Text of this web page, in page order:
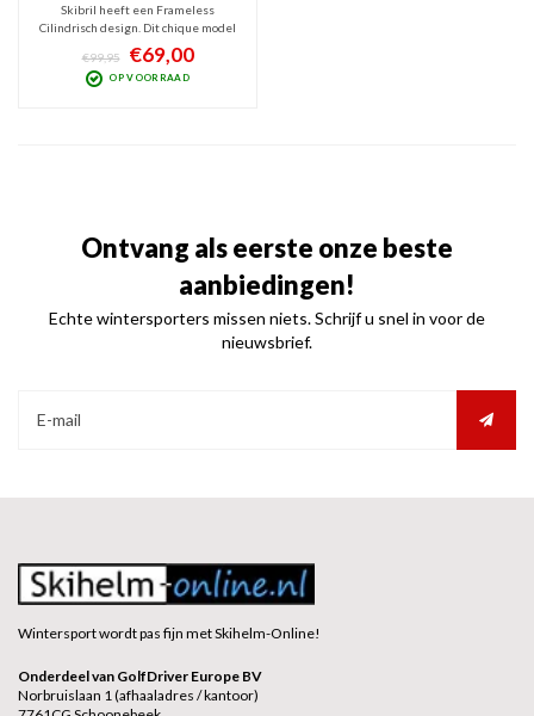
Skibril heeft een Frameless
Cilindrisch design. Dit chique model
heeft frameventilatie en de contrast
verhogende rode Q-Lite spiegellens
(Cat. 2) geeft optimaal zicht bij
€99,95 €69,00
OP VOORRAAD
Ontvang als eerste onze beste
aanbiedingen!
Echte wintersporters missen niets. Schrijf u snel in voor de
nieuwsbrief.
Wintersport wordt pas fijn met Skihelm-Online!
Onderdeel van GolfDriver Europe BV
Norbruislaan 1 (afhaaladres / kantoor)